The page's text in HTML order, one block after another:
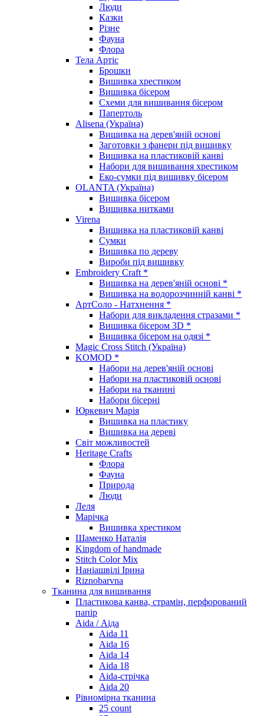
Люди
Казки
Різне
Фауна
Флора
Тела Артіс
Брошки
Вишивка хрестиком
Вишивка бісером
Схеми для вишивання бісером
Папертоль
Alisena (Україна)
Вишивка на дерев'яній основі
Заготовки з фанери під вишивку
Вишивка на пластиковій канві
Набори для вишивання хрестиком
Еко-сумки під вишивку бісером
OLANTA (Україна)
Вишивка бісером
Вишивка нитками
Virena
Вишивка на пластиковій канві
Сумки
Вишивка по дереву
Вироби під вишивку
Embroidery Craft *
Вишивка на дерев'яній основі *
Вишивка на водорозчинній канві *
АртСоло - Натхнення *
Набори для викладення стразами *
Вишивка бісером 3D *
Вишивка бісером на одязі *
Magic Cross Stitch (Україна)
KOMOD *
Набори на дерев'яній основі
Набори на пластиковій основі
Набори на тканині
Набори бісерні
Юркевич Марія
Вишивка на пластику
Вишивка на дереві
Світ можливостей
Heritage Crafts
Флора
Фауна
Природа
Люди
Леля
Марічка
Вишивка хрестиком
Шаменко Наталія
Kingdom of handmade
Stitch Color Mix
Наніашвілі Ірина
Riznobarvna
Тканина для вишивання
Пластикова канва, страмін, перфорований
папір
Aida / Аіда
Aida 11
Aida 16
Aida 14
Aida 18
Aida-стрічка
Aida 20
Рівномірна тканина
25 count